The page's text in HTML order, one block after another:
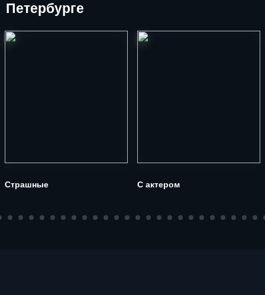
Петербурге
Страшные С актером